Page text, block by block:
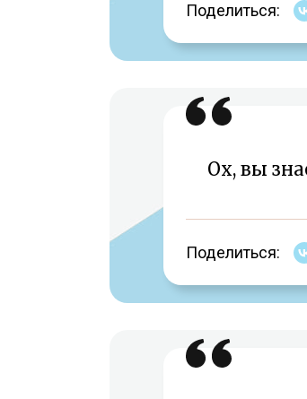
Поделиться:
Ох, вы
Поделиться: